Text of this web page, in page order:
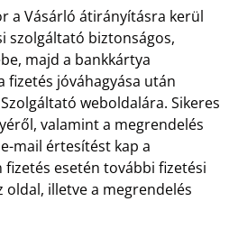
a Vásárló átirányításra kerül
szolgáltató biztonságos,
majd a bankkártya
fizetés jóváhagyása után
weboldalára. Sikeres
valamint a megrendelés
mail értesítést kap a
esetén további fizetési
oldal, illetve a megrendelés